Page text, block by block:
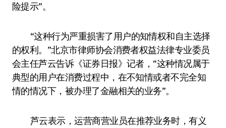
险提示”。
“这种行为严重损害了用户的知情权和自主选择
的权利。”北京市律师协会消费者权益法律专业委员
会主任芦云告诉《证券日报》记者，“这种情况属于
典型的用户在消费过程中，在不知情或者不完全知
情的情况下，被办理了金融相关的业务”。
芦云表示，运营商营业员在推荐业务时，有义